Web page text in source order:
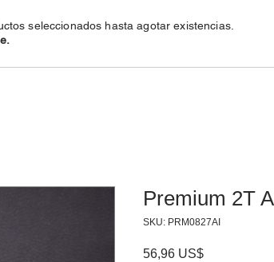
seleccionados hasta agotar existencias.
Premium 2T
SKU: PRM0827AI
56,96 US$Precio